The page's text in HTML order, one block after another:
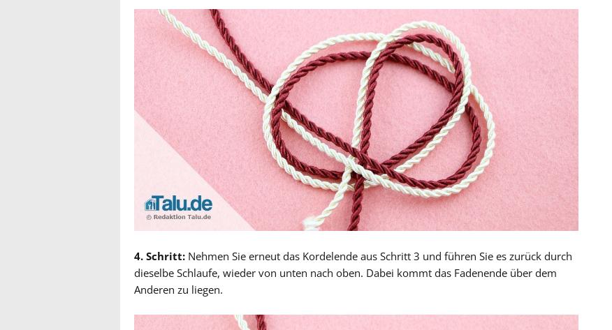
4. Schritt: Nehmen Sie erneut das Kordelende aus Schritt 3 und führen Sie es zurück durch
dieselbe Schlaufe, wieder von unten nach oben. Dabei kommt das Fadenende über dem
Anderen zu liegen.